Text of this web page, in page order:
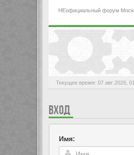
НЕофициальный форум
Текущее время: 07 авг 2026,
ВХОД
Имя: